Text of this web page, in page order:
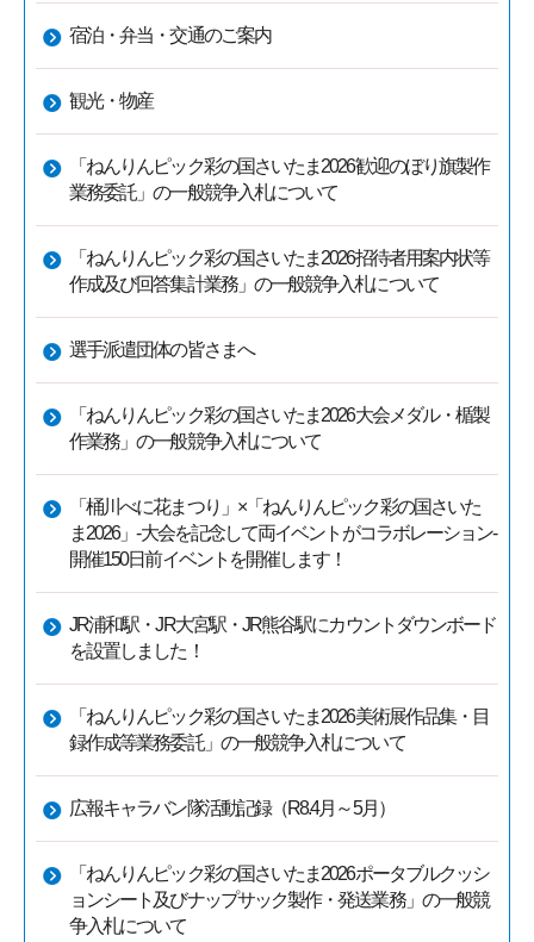
宿泊・弁当・交通のご案内
観光・物産
「ねんりんピック彩の国さいたま2026歓迎のぼり旗製作
業務委託」の一般競争入札について
「ねんりんピック彩の国さいたま2026招待者用案内状等
作成及び回答集計業務」の一般競争入札について
選手派遣団体の皆さまへ
「ねんりんピック彩の国さいたま2026大会メダル・楯製
作業務」の一般競争入札について
「桶川べに花まつり」×「ねんりんピック彩の国さいた
ま2026」-大会を記念して両イベントがコラボレーション-
開催150日前イベントを開催します！
JR浦和駅・JR大宮駅・JR熊谷駅にカウントダウンボード
を設置しました！
「ねんりんピック彩の国さいたま2026美術展作品集・目
録作成等業務委託」の一般競争入札について
広報キャラバン隊活動記録（R8.4月～5月）
「ねんりんピック彩の国さいたま2026ポータブルクッシ
ョンシート及びナップサック製作・発送業務」の一般競
争入札について